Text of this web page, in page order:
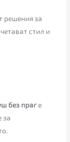
решения за
стил и
без праге
за